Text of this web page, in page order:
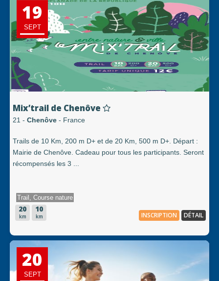
19
SEPT
Mix’trail de Chenôve
21 - Chenôve - France
Trails de 10 Km, 200 m D+ et de 20 Km, 500 m D+. Départ :
Mairie de Chenôve. Cadeau pour tous les participants. Seront
récompensés les 3 ...
Trail, Course nature
20
km
10
km INSCRIPTION DÉTAIL
20
SEPT